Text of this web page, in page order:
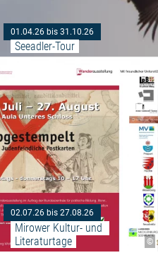
01.04.26 bis 31.10.26
Seeadler-Tour
©
02.07.26 bis 27.08.26
Mirower Kultur- und
Literaturtage